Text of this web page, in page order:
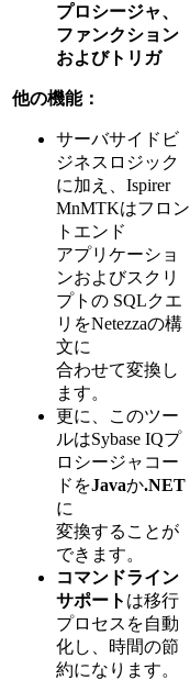
プロシージャ、
ファンクション
およびトリガ
他の機能：
サーバサイドビ
ジネスロジック
に加え、Ispirer
MnMTKはフロン
トエンド
アプリケーショ
ンおよびスクリ
プトの SQLクエ
リをNetezzaの構
文に
合わせて変換し
ます。
更に、このツー
ルはSybase IQプ
ロシージャコー
ドをJavaか.NET
に
変換することが
できます。
コマンドライン
サポート は移行
プロセスを自動
化し、時間の節
約になります。